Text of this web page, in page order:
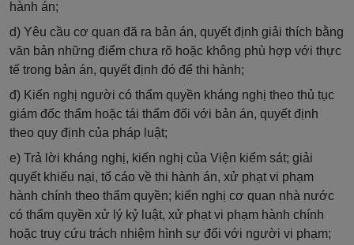
hành án;
d) Yêu cầu cơ quan đã ra bản án, quyết định giải thích bằng
văn bản những điểm chưa rõ hoặc không phù hợp với thực
tế trong bản án, quyết định đó để thi hành;
đ) Kiến nghị người có thẩm quyền kháng nghị theo thủ tục
giám đốc thẩm hoặc tái thẩm đối với bản án, quyết định
theo quy định của pháp luật;
e) Trả lời kháng nghị, kiến nghị của Viện kiểm sát; giải
quyết khiếu nại, tố cáo về thi hành án, xử phạt vi phạm
hành chính theo thẩm quyền; kiến nghị cơ quan nhà nước
có thẩm quyền xử lý kỷ luật, xử phạt vi phạm hành chính
hoặc truy cứu trách nhiệm hình sự đối với người vi phạm;